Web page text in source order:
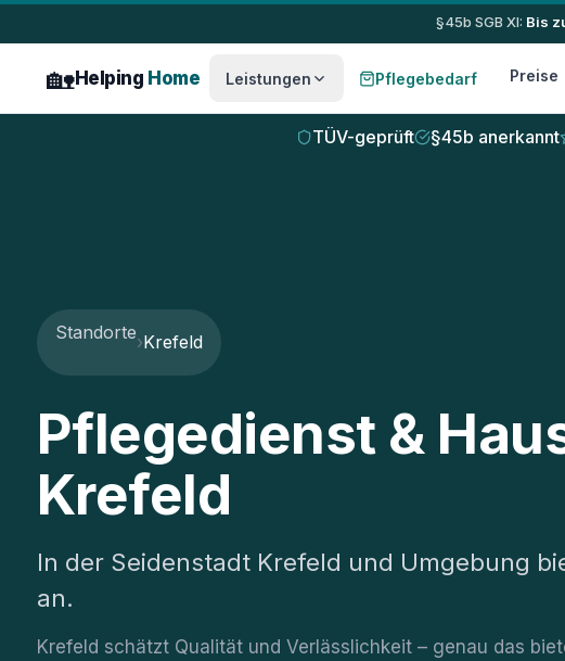
§45b SGB XI: Bis
🏡Helping Home Leistungen Pflegebedarf Preise
TÜV-geprüft §45b anerkannt
Standorte› Krefeld
Pflegedienst &
Krefeld
In der Seidenstadt Krefeld und Umgebung
an.
Krefeld schätzt Qualität und Verlässlichkeit – genau das